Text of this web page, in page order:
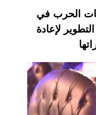
الحرب في
لإعادة